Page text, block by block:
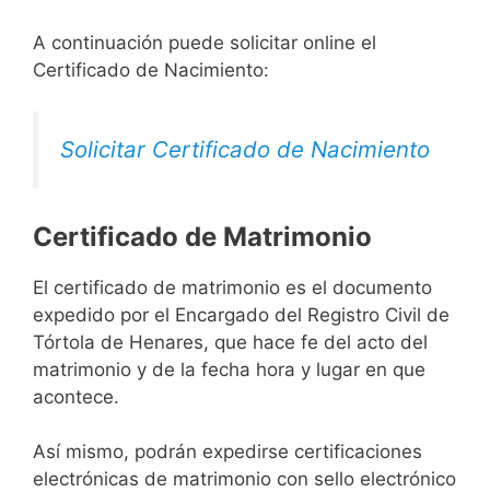
A continuación puede solicitar online el
Certificado de Nacimiento:
Solicitar Certificado de Nacimiento
Certificado de Matrimonio
El certificado de matrimonio es el documento
expedido por el Encargado del Registro Civil de
Tórtola de Henares, que hace fe del acto del
matrimonio y de la fecha hora y lugar en que
acontece.
Así mismo, podrán expedirse certificaciones
electrónicas de matrimonio con sello electrónico